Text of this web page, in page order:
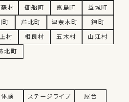
村 御船町 嘉島町
益城町
町 芦北町 津奈木町
錦町
村 相良村 五木村
山江村
北町
体験 ステージライブ
屋台